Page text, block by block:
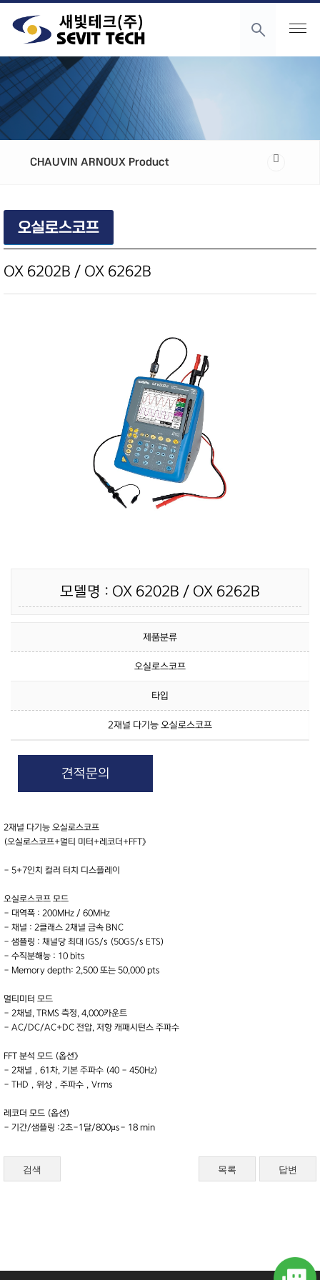
CHAUVIN ARNOUX Product
오실로스코프
OX 6202B / OX 6262B
모델명 : OX 6202B / OX 6262B
제품분류
오실로스코프
타입
2재널 다기능 오실로스코프
견적문의
2재널 다기능 오실로스코프
(오실로스코프+멀티 미터+레코더+FFT》
- 5+7인치 컬러 터치 디스플레이
오실로스코프 모드
- 대역폭 : 200MHz / 60MHz
- 채널 : 2클래스 2채널 금속 BNC
- 샘플링 : 채널당 최대 IGS/s (50GS/s ETS)
- 수직분해능 : 10 bits
- Memory depth: 2,500 또는 50,000 pts
멀티미터 모드
- 2채널, TRMS 측정, 4,000카운트
- AC/DC/AC+DC 전압, 저항 캐패시턴스 주파수
FFT 분석 모드 (옵션》
- 2채널，61차, 기본 주파수 (40 - 450Hz)
- THD，위상，주파수，Vrms
레코더 모드 (옵션)
- 기간/샘플링 :2초-1달/800µs- 18 min
검색 목록 답변